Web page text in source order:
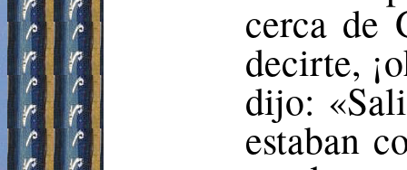
cerca de
decirte,
dijo:
estaban